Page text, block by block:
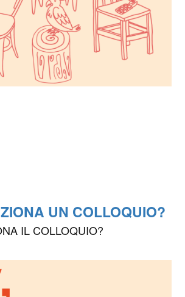
UN COLLOQUIO?
IL COLLOQUIO?